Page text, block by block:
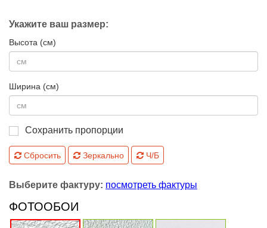
Укажите ваш размер:
Высота (см)
Ширина (см)
Сохранить пропорции
Сбросить Зеркально Ч/Б
Выберите фактуру: посмотреть фактуры
ФОТООБОИ